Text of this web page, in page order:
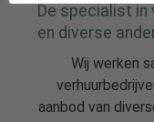
De specialist in
en diverse
Wij werken
aanbod van